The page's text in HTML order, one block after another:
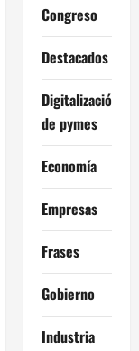
Congreso
Destacados
Digitalización
de pymes
Economía
Empresas
Frases
Gobierno
Industria